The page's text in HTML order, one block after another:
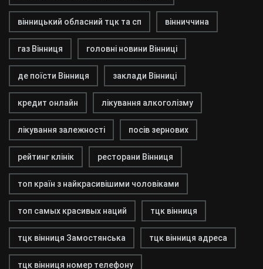
вінницький обласний тцк та сп вінниччина
газ Вінниця головні новини Вінниці
де поїсти Вінниця заклади Вінниці
кредит онлайн лікування алкоголізму
лікування залежності посів зернових
рейтинг клінік ресторани Вінниця
топ країн з найкрасивішими чоловіками
топ самых красивых наций тцк вінниця
тцк вінниця Замостянська тцк вінниця адреса
тцк вінниця номер телефону